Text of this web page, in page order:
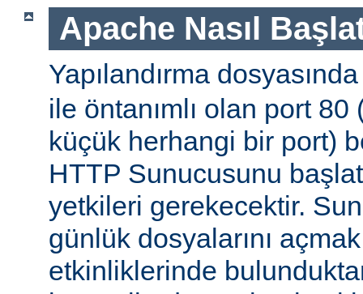
Apache Nasıl
Yapılandırma
ile öntanımlı olan port 80
küçük herhangi bir port)
HTTP Sunucusunu
yetkileri gerekecektir.
günlük dosyalarını
etkinliklerinde